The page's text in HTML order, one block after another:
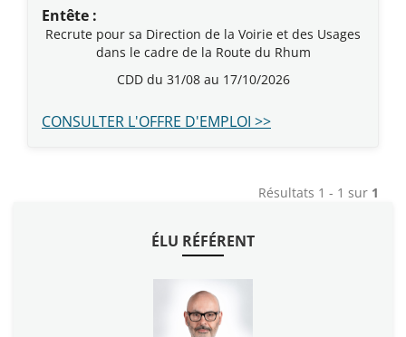
Entête :
Recrute pour sa Direction de la Voirie et des Usages
dans le cadre de la Route du Rhum
CDD du 31/08 au 17/10/2026
CONSULTER L'OFFRE D'EMPLOI >>
Résultats 1 - 1 sur 1
ÉLU RÉFÉRENT